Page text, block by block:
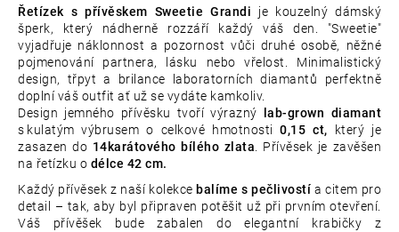
Řetízek s přívěskem Sweetie Grandi je kouzelný dámský
šperk, který nádherně rozzáří každý váš den. "Sweetie"
vyjadřuje náklonnost a pozornost vůči druhé osobě, něžné
pojmenování partnera, lásku nebo vřelost. Minimalistický
design, třpyt a brilance laboratorních diamantů perfektně
doplní váš outfit ať už se vydáte kamkoliv.
Design jemného přívěsku tvoří výrazný lab-grown diamant
s kulatým výbrusem o celkové hmotnosti0,15 ct, který je
zasazen do 14karátového bílého zlata. Přívěsek je zavěšen
na řetízku o délce 42 cm.
Každý přívěsek z naší kolekce balíme s pečlivostí a citem pro
detail – tak, aby byl připraven potěšit už při prvním otevření.
Váš přívěšek bude zabalen do elegantní krabičky z